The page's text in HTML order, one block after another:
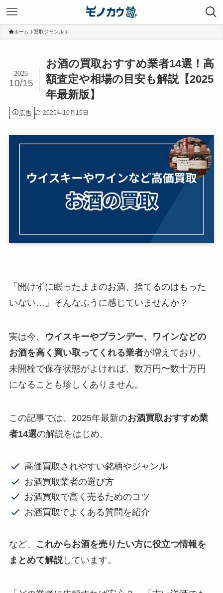
ホーム 買取ジャンル
お酒の買取おすすめ業者14選！高
額査定や相場の目安も解説【2025
年最新版】
2025
10/15
広告 2025年10月15日
「開けずに眠ったままのお酒、捨てるのはもった
いない…」そんなふうに感じていませんか？
実は今、
ウイスキーやブランデー、ワインなどの
お酒を高く買い取ってくれる業者が増えており、
未開栓で保存状態がよければ、数万円〜数十万円
になることも珍しくありません。
この記事では、2025年最新のお酒買取おすすめ業
者14選の解説をはじめ、
高価買取されやすい銘柄やジャンル
お酒買取業者の選び方
お酒買取で高く売るためのコツ
お酒買取でよくある質問を紹介
など、
これからお酒を売りたい方に役立つ情報を
まとめて解説しています。